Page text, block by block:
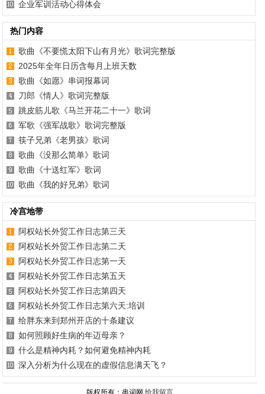
企业军训活动心得体会
热门内容
歌曲《不要慌太阳下山有月光》歌词完整版
2025年全年日历含每月上班天数
歌曲《如愿》串词报幕词
刀郎《情人》歌词完整版
跳皮筋儿歌《马兰开花二十一》歌词
军歌《强军战歌》歌词完整版
筷子兄弟《老男孩》歌词
歌曲《没那么简单》歌词
歌曲《十送红军》歌词
歌曲《我的好兄弟》歌词
冷宫地带
阿权站长外贸工作日志第三天
阿权站长外贸工作日志第二天
阿权站长外贸工作日志第一天
阿权站长外贸工作日志第五天
阿权站长外贸工作日志第四天
阿权站长外贸工作日志第六天:培训
给胖东来到郑州开店的十条建议
如何照顾好生病的年迈母亲？
什么是精神内耗？如何避免精神内耗
深入分析为什么现在的虚假信息满天飞？
版权所有：串词网给我留言